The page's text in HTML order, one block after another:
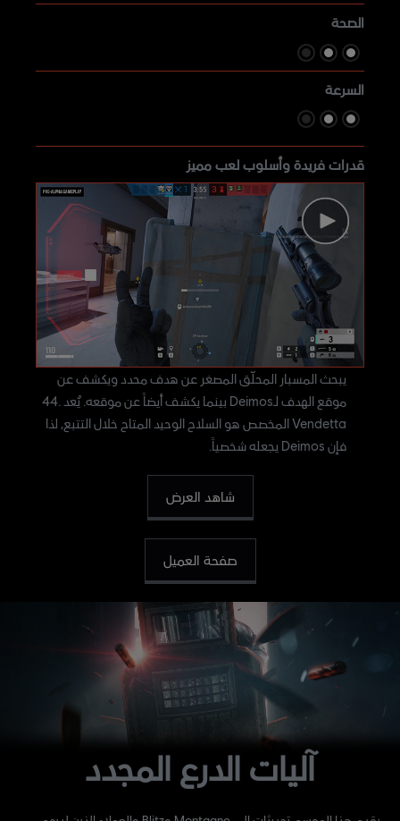
الصحة
السرعة
قدرات فريدة وأسلوب لعب مميز
يبحث المسبار المحلّق المصغر عن هدف محدد ويكشف عن
موقع الهدف لـDeimos بينما يكشف أيضاً عن موقعه. يُعد .44
Vendetta المخصص هو السلاح الوحيد المتاح خلال التتبع، لذا
فإن Deimos يجعله شخصياً.
شاهد العرض
صفحة العميل
آليات الدرع المجدد